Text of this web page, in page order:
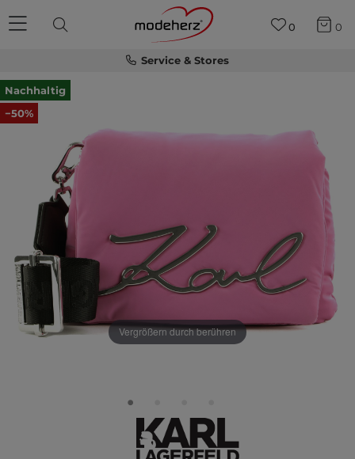
Service & Stores
0 0
Nachhaltig
−50%
Vergrößern durch berühren